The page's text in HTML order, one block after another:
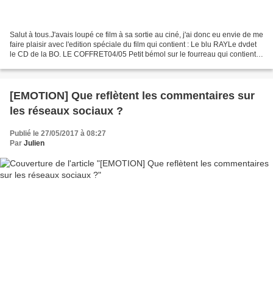
Salut à tous.J'avais loupé ce film à sa sortie au ciné, j'ai donc eu envie de me
faire plaisir avec l'edition spéciale du film qui contient : Le blu RAYLe dvdet
le CD de la BO. LE COFFRET04/05 Petit bémol sur le fourreau qui contient
[EMOTION] Que reflètent les commentaires sur
les réseaux sociaux ?
Publié le 27/05/2017 à 08:27
Par Julien